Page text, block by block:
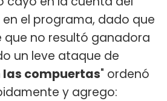
el programa, dado que
no resultó ganadora
un leve ataque de
las compuertas" ordenó
y agrego: